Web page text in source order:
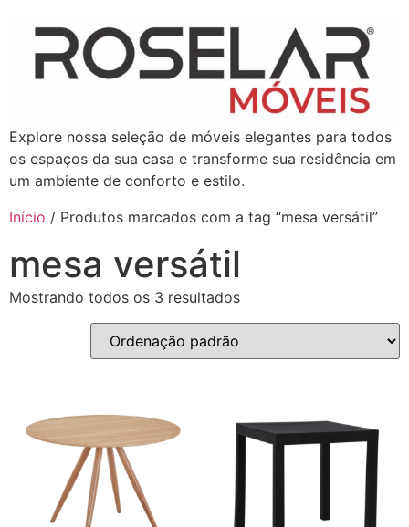
Explore nossa seleção de móveis elegantes para todos
os espaços da sua casa e transforme sua residência em
um ambiente de conforto e estilo.
Início / Produtos marcados com a tag “mesa versátil”
mesa versátil
Mostrando todos os 3 resultados